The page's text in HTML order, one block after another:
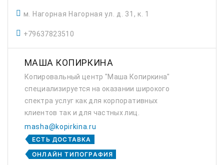
м. Нагорная Нагорная ул. д. 31, к. 1
+79637823510
МАША КОПИРКИНА
Копировальный центр "Маша Копиркина"
специализируется на оказании широкого
спектра услуг как для корпоративных
клиентов так и для частных лиц.
Профессионализм и ответственность –
ключевые преимущества нашей компании.
Наша миссия – делать сложные у...
masha@kopirkina.ru
ЕСТЬ ДОСТАВКА
ОНЛАЙН ТИПОГРАФИЯ